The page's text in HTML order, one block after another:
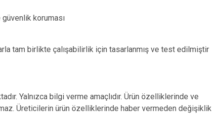
koruması
tam birlikte çalışabilirlik için tasarlanmış ve test edilmiştir
Yalnızca bilgi verme amaçlıdır. Ürün özelliklerinde ve
Üreticilerin ürün özelliklerinde haber vermeden değişiklik